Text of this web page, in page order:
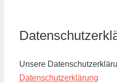
Unsere
Datenschutzerklärung